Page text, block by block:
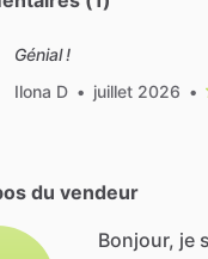
Génial !
Ilona D • juillet 2026 •
du vendeur
Bonjour, je